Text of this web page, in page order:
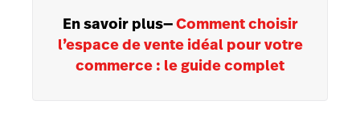
En savoir plus—Comment choisir
l’espace de vente idéal pour votre
commerce : le guide complet